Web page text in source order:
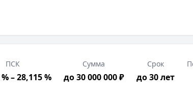
ПСК
– 28,115 %
Сумма
до 30 000 000 ₽
Срок
до 30 лет